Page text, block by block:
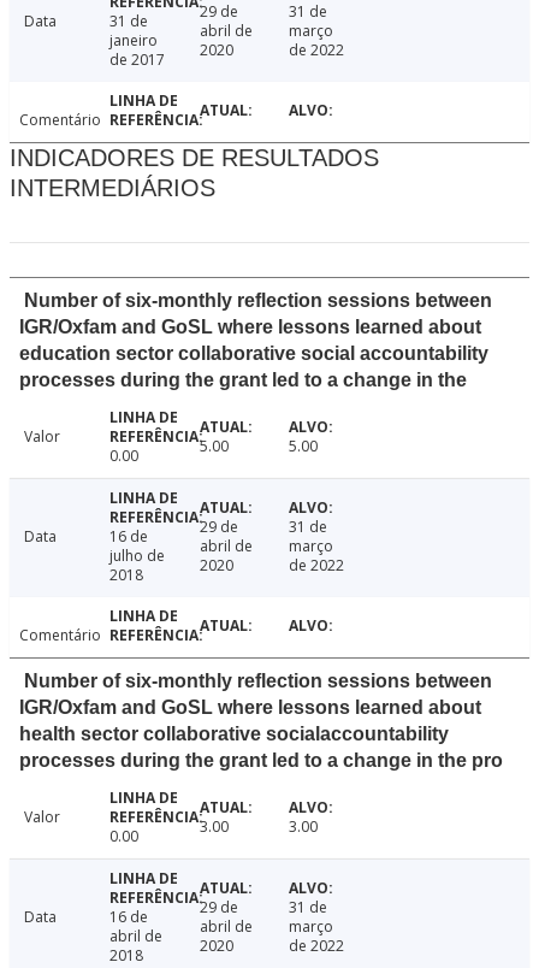
Data
31 de
janeiro
de 2017
29 de
abril de
2020
31 de
março
de 2022
Comentário
INDICADORES DE RESULTADOS
INTERMEDIÁRIOS
Number of six-monthly reflection sessions between
IGR/Oxfam and GoSL where lessons learned about
education sector collaborative social accountability
processes during the grant led to a change in the
Valor
0.00
5.00 5.00
Data
16 de
julho de
2018
29 de
abril de
2020
31 de
março
de 2022
Comentário
Number of six-monthly reflection sessions between
IGR/Oxfam and GoSL where lessons learned about
health sector collaborative socialaccountability
processes during the grant led to a change in the pro
Valor
0.00
3.00 3.00
Data
16 de
abril de
2018
29 de
abril de
2020
31 de
março
de 2022